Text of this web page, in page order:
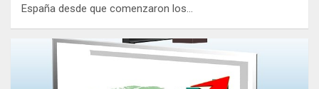
España desde que comenzaron los…